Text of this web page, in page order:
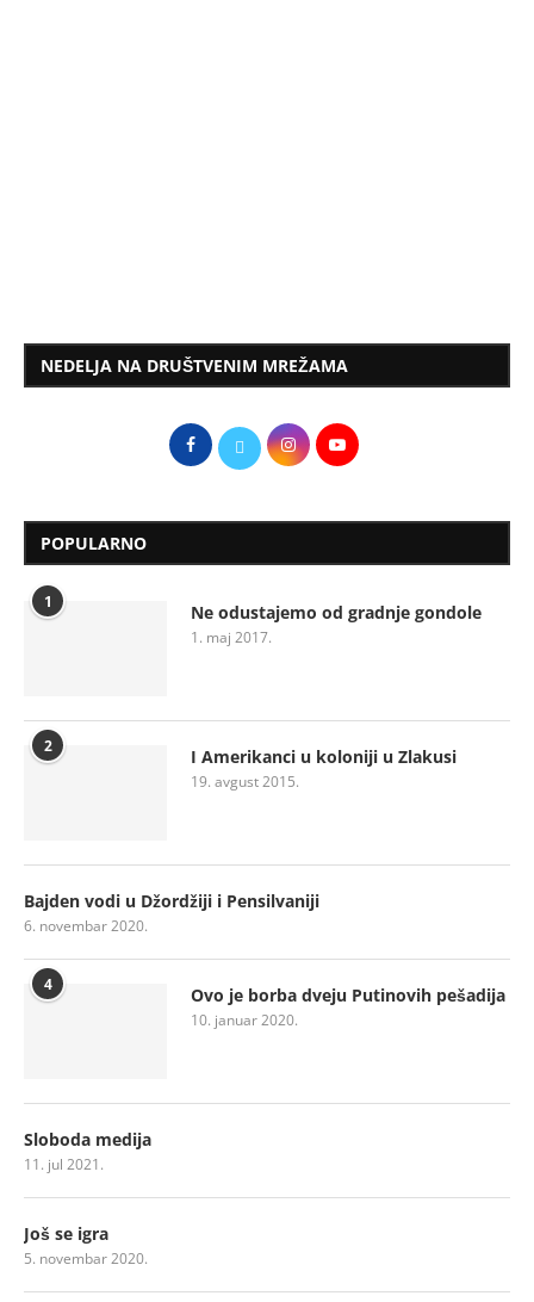
NEDELJA NA DRUŠTVENIM MREŽAMA
POPULARNO
1 Ne odustajemo od gradnje gondole
1. maj 2017.
2 I Amerikanci u koloniji u Zlakusi
19. avgust 2015.
Bajden vodi u Džordžiji i Pensilvaniji
6. novembar 2020.
4 Ovo je borba dveju Putinovih pešadija
10. januar 2020.
Sloboda medija
11. jul 2021.
Još se igra
5. novembar 2020.